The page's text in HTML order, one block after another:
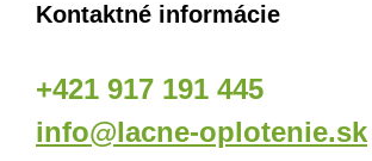
Kontaktné informácie
+421 917 191 445
info@lacne-oplotenie.sk